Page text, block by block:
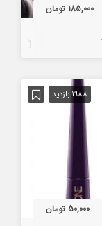
185,000 تومان
1988 بازدید
50,000 تومان